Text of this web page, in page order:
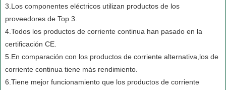
3.Los componentes eléctricos utilizan productos de los
proveedores de Top 3.
4.Todos los productos de corriente continua han pasado en la
certificación CE.
5.En comparación con los productos de corriente alternativa,los de
corriente continua tiene más rendimiento.
6.Tiene mejor funcionamiento que los productos de corriente